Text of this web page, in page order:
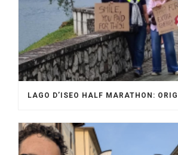
LAGO D’ISEO HALF MARATHON: